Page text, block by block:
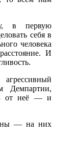
в первую
себя в
человека
И
Демпартии,
от неё — и
— на них